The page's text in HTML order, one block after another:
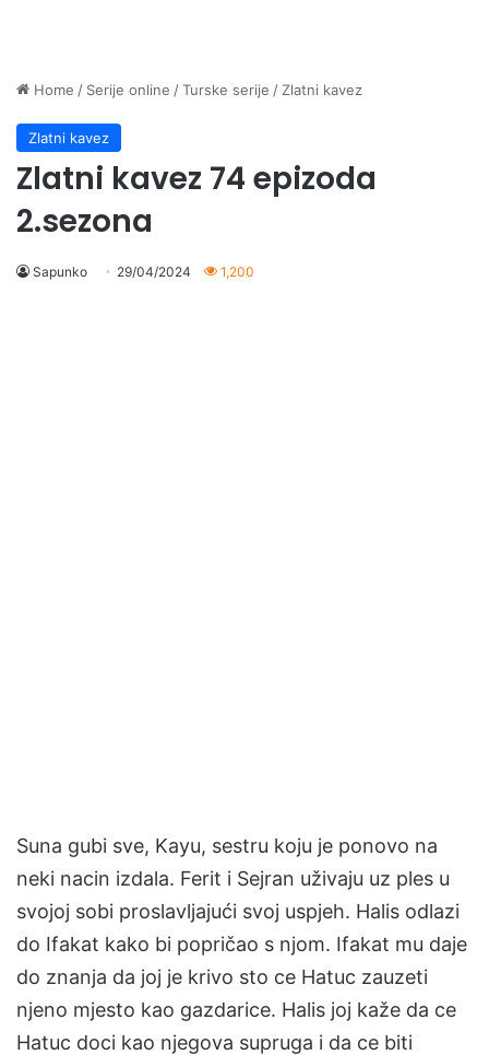
Home / Serije online /Turske serije / Zlatni kavez
Zlatni kavez
Zlatni kavez 74 epizoda
2.sezona
Sapunko 29/04/2024 1,200
Suna gubi sve, Kayu, sestru koju je ponovo na
neki nacin izdala. Ferit i Sejran uživaju uz ples u
svojoj sobi proslavljajući svoj uspjeh. Halis odlazi
do Ifakat kako bi popričao s njom. Ifakat mu daje
do znanja da joj je krivo sto ce Hatuc zauzeti
njeno mjesto kao gazdarice. Halis joj kaže da ce
Hatuc doci kao njegova supruga i da ce biti